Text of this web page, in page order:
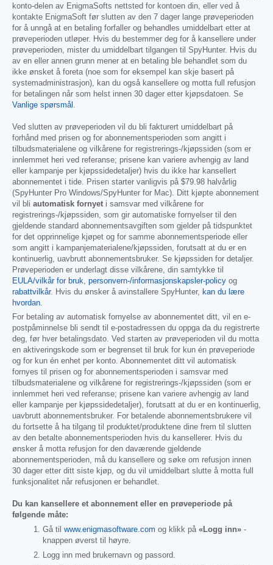
konto-delen av EnigmaSofts nettsted for kontoen din, eller ved å
kontakte EnigmaSoft før slutten av den 7 dager lange prøveperioden
for å unngå at en betaling forfaller og behandles umiddelbart etter at
prøveperioden utløper. Hvis du bestemmer deg for å kansellere under
prøveperioden, mister du umiddelbart tilgangen til SpyHunter. Hvis du
av en eller annen grunn mener at en betaling ble behandlet som du
ikke ønsket å foreta (noe som for eksempel kan skje basert på
systemadministrasjon), kan du også kansellere og motta full refusjon
for betalingen når som helst innen 30 dager etter kjøpsdatoen. Se
Vanlige spørsmål
Ved slutten av prøveperioden vil du bli fakturert umiddelbart på
forhånd med prisen og for abonnementsperioden som angitt i
tilbudsmaterialene og vilkårene for registrerings-/kjøpssiden (som er
innlemmet heri ved referanse; prisene kan variere avhengig av land
eller kampanje per kjøpssidedetaljer) hvis du ikke har kansellert
abonnementet i tide. Prisen starter vanligvis på $79.98 halvårlig
(SpyHunter Pro Windows/SpyHunter for Mac). Ditt kjøpte abonnement
vil bli automatisk fornyet i samsvar med vilkårene for
registrerings-/kjøpssiden, som gir automatiske fornyelser til den
gjeldende standard abonnementsavgiften som gjelder på tidspunktet
for det opprinnelige kjøpet og for samme abonnementsperiode eller
som angitt i kampanjematerialene/kjøpssiden, forutsatt at du er en
kontinuerlig, uavbrutt abonnementsbruker. Se kjøpssiden for detaljer.
Prøveperioden er underlagt disse vilkårene, din samtykke til
EULA/vilkår for bruk
personvern-/informasjonskapsler-policy og
rabattvilkår. Hvis du ønsker å avinstallere SpyHunter,
kan du lære
hvordan
For betaling av automatisk fornyelse av abonnementet ditt, vil en e-
postpåminnelse bli sendt til e-postadressen du oppga da du registrerte
deg, før hver betalingsdato. Ved starten av prøveperioden vil du motta
en aktiveringskode som er begrenset til bruk for kun én prøveperiode
og for kun én enhet per konto. Abonnementet ditt vil automatisk
fornyes til prisen og for abonnementsperioden i samsvar med
tilbudsmaterialene og vilkårene for registrerings-/kjøpssiden (som er
innlemmet heri ved referanse; prisene kan variere avhengig av land
eller kampanje per kjøpssidedetaljer), forutsatt at du er en kontinuerlig,
uavbrutt abonnementsbruker. For betalende abonnementsbrukere vil
du fortsette å ha tilgang til produktet/produktene dine frem til slutten
av den betalte abonnementsperioden hvis du kansellerer. Hvis du
ønsker å motta refusjon for den daværende gjeldende
abonnementsperioden, må du kansellere og søke om refusjon innen
30 dager etter ditt siste kjøp, og du vil umiddelbart slutte å motta full
funksjonalitet når refusjonen er behandlet.
Du kan kansellere et abonnement eller en prøveperiode på
følgende måte:
Gå til www.enigmasoftware.com og klikk på «Logg inn» -
knappen øverst til høyre.
Logg inn med brukernavn og passord.